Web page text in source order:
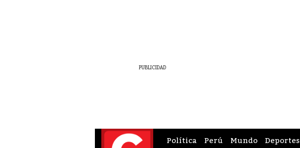
Política Perú Mundo Deportes